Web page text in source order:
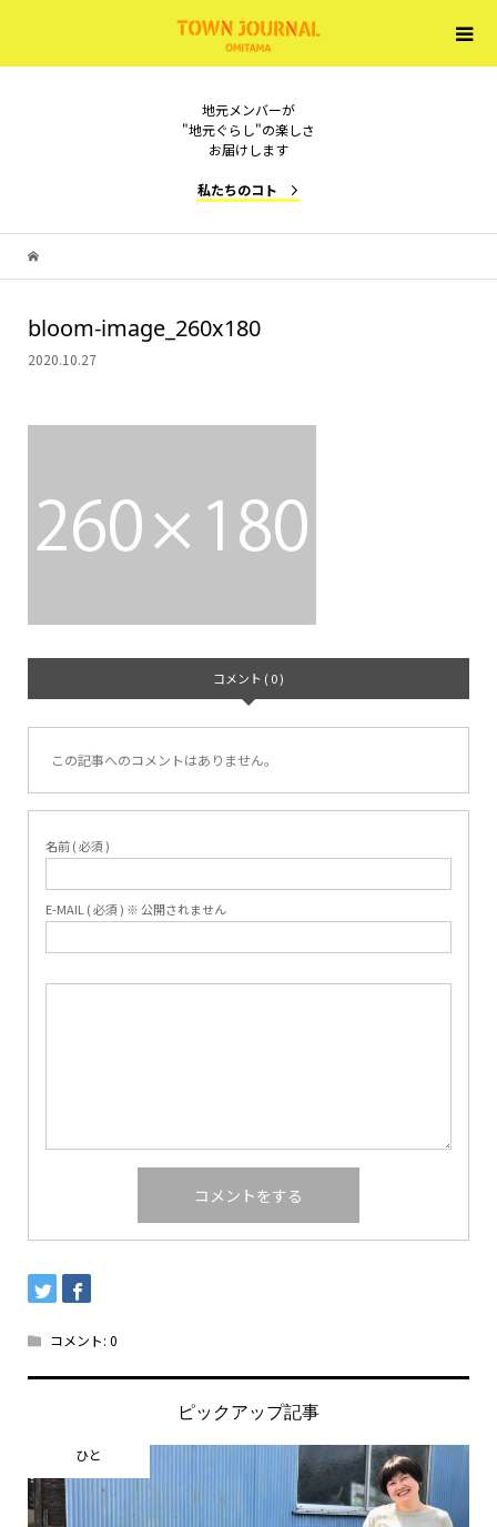
地元メンバーが
"地元ぐらし"の楽しさ
お届けします
私たちのコト
bloom-image_260x180
2020.10.27
コメント ( 0 )
この記事へのコメントはありません。
名前 ( 必須 )
E-MAIL ( 必須 ) ※ 公開されません
コメント: 0
ピックアップ記事
ひと